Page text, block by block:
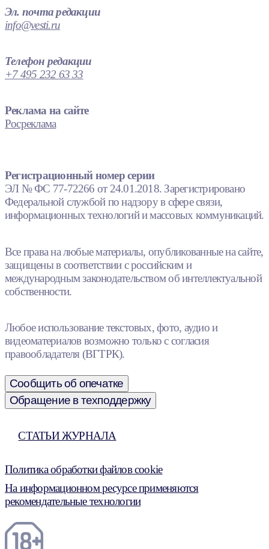
Эл. почта редакции
info@vesti.ru
Телефон редакции
+7 495 232 63 33
Реклама на сайте
Росреклама
Регистрационный номер серии
ЭЛ № ФС 77-72266 от 24.01.2018. Зарегистрировано
Федеральной службой по надзору в сфере связи,
информационных технологий и массовых коммуникаций.
Все права на любые материалы, опубликованные на сайте,
защищены в соответствии с российским и
международным законодательством об интеллектуальной
собственности.
Любое использование текстовых, фото, аудио и
видеоматериалов возможно только с согласия
правообладателя (ВГТРК).
Сообщить об опечатке
Обращение в техподдержку
СТАТЬИ ЖУРНАЛА
Политика обработки файлов cookie
На информационном ресурсе применяются
рекомендательные технологии